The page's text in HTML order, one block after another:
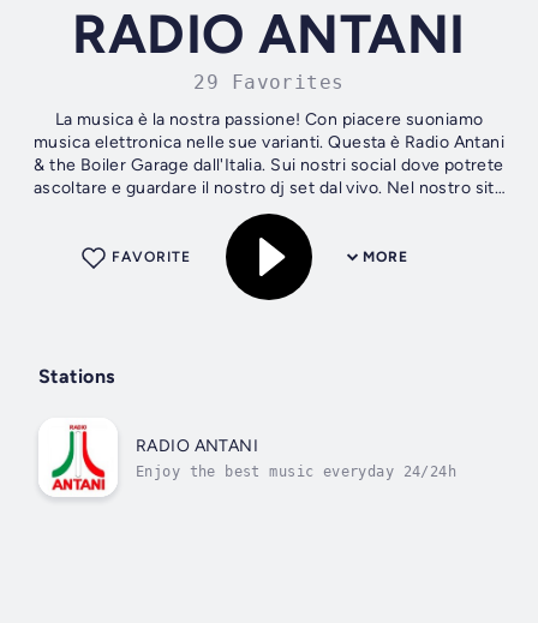
RADIO ANTANI
29 Favorites
La musica è la nostra passione! Con piacere suoniamo
musica elettronica nelle sue varianti. Questa è Radio Antani
& the Boiler Garage dall'Italia. Sui nostri social dove potrete
ascoltare e guardare il nostro dj set dal vivo. Nel nostro sito
web...
MORE
FAVORITE
Stations
RADIO ANTANI
Enjoy the best music everyday 24/24h